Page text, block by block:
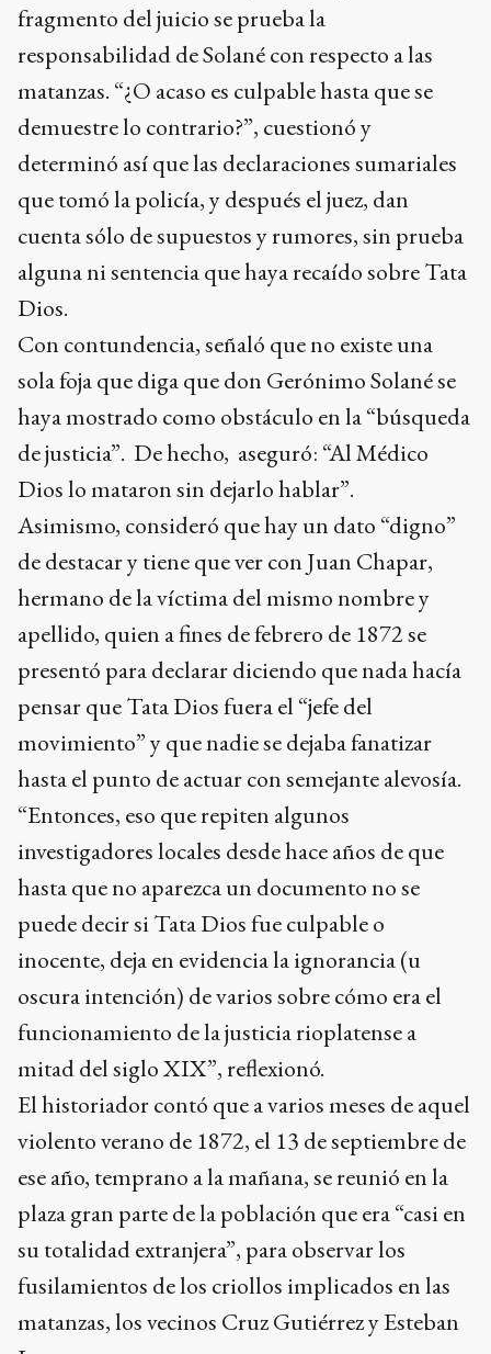
fragmento del juicio se prueba la
responsabilidad de Solané con respecto a las
matanzas. “¿O acaso es culpable hasta que se
demuestre lo contrario?”, cuestionó y
determinó así que las declaraciones sumariales
que tomó la policía, y después el juez, dan
cuenta sólo de supuestos y rumores, sin prueba
alguna ni sentencia que haya recaído sobre Tata
Dios.
Con contundencia, señaló que no existe una
sola foja que diga que don Gerónimo Solané se
haya mostrado como obstáculo en la “búsqueda
de justicia”. De hecho, aseguró: “Al Médico
Dios lo mataron sin dejarlo hablar”.
Asimismo, consideró que hay un dato “digno”
de destacar y tiene que ver con Juan Chapar,
hermano de la víctima del mismo nombre y
apellido, quien a fines de febrero de 1872 se
presentó para declarar diciendo que nada hacía
pensar que Tata Dios fuera el “jefe del
movimiento” y que nadie se dejaba fanatizar
hasta el punto de actuar con semejante alevosía.
“Entonces, eso que repiten algunos
investigadores locales desde hace años de que
hasta que no aparezca un documento no se
puede decir si Tata Dios fue culpable o
inocente, deja en evidencia la ignorancia (u
oscura intención) de varios sobre cómo era el
funcionamiento de la justicia rioplatense a
mitad del siglo XIX”, reflexionó.
El historiador contó que a varios meses de aquel
violento verano de 1872, el 13 de septiembre de
ese año, temprano a la mañana, se reunió en la
plaza gran parte de la población que era “casi en
su totalidad extranjera”, para observar los
fusilamientos de los criollos implicados en las
matanzas, los vecinos Cruz Gutiérrez y Esteban